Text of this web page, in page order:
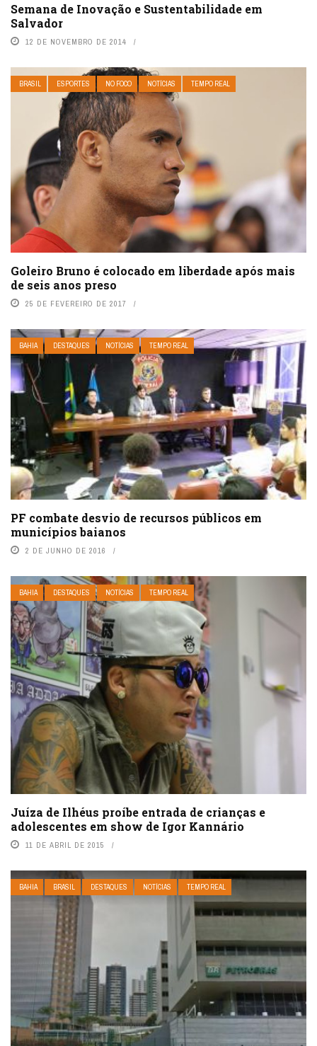
Semana de Inovação e Sustentabilidade em
Salvador
12 DE NOVEMBRO DE 2014
BRASIL ESPORTES NO FOCO NOTÍCIAS TEMPO REAL
Goleiro Bruno é colocado em liberdade após mais
de seis anos preso
25 DE FEVEREIRO DE 2017
BAHIA DESTAQUES NOTÍCIAS TEMPO REAL
PF combate desvio de recursos públicos em
municípios baianos
2 DE JUNHO DE 2016
BAHIA DESTAQUES NOTÍCIAS TEMPO REAL
Juíza de Ilhéus proíbe entrada de crianças e
adolescentes em show de Igor Kannário
11 DE ABRIL DE 2015
BAHIA BRASIL DESTAQUES NOTÍCIAS TEMPO REAL